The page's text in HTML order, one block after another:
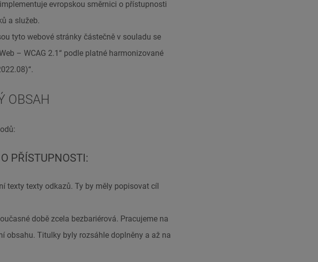
evropskou směrnici o přístupnosti
a služeb.
tyto webové stránky částečně v souladu se
– WCAG 2.1“ podle platné harmonizované
OBSAH
PŘÍSTUPNOSTI:
texty texty odkazů. Ty by měly popisovat cíl
době zcela bezbariérová. Pracujeme na
obsahu. Titulky byly rozsáhle doplněny a až na